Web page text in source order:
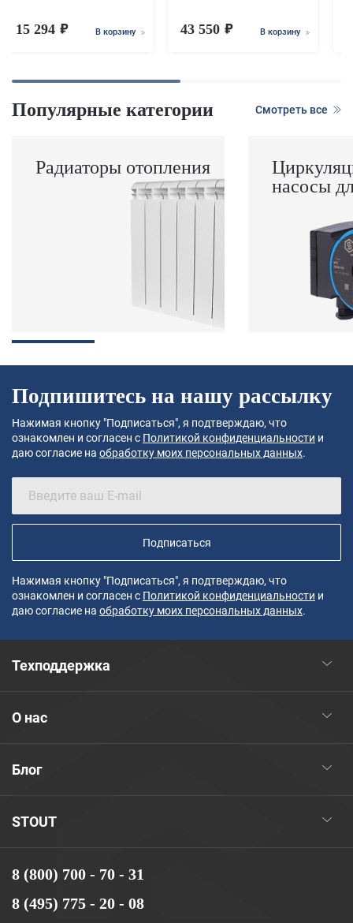
15 294 В корзину 43 550 В корзину
Популярные категории Смотреть все
Радиаторы отопления
насосы
Подпишитесь на нашу рассылку
Нажимая кнопку "Подписаться", я подтверждаю, что
ознакомлен и согласен с Политикой конфиденциальности и
даю согласие на обработку моих персональных данных.
Подписаться
Нажимая кнопку "Подписаться", я подтверждаю, что
ознакомлен и согласен с Политикой конфиденциальности и
даю согласие на обработку моих персональных данных.
8 (800) 700 - 70 - 31
8 (495) 775 - 20 - 08
STOUT
Блог
О нас
Техподдержка